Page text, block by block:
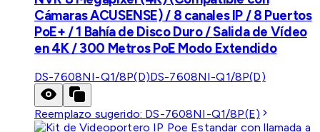
Cámaras ACUSENSE) / 8 canales IP / 8 Puertos
PoE+ / 1 Bahía de Disco Duro / Salida de Vídeo
en 4K / 300 Metros PoE Modo Extendido
DS-7608NI-Q1/8P(D)DS-7608NI-Q1/8P(D)
Reemplazo sugerido: DS-7608NI-Q1/8P(E)